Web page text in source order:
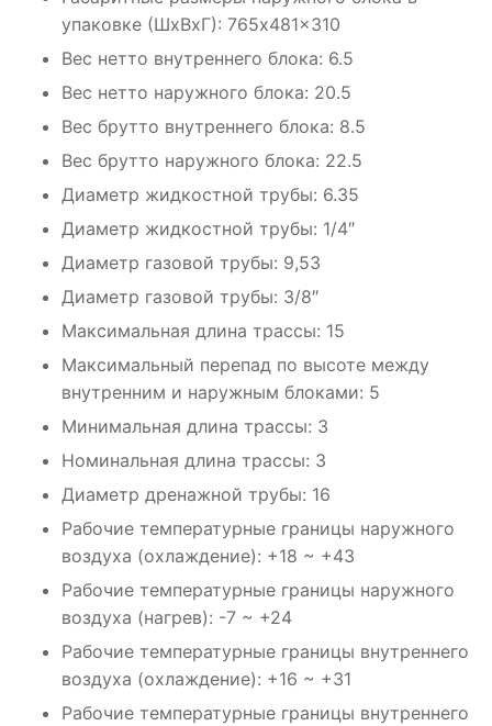
упаковке (ШxВxГ): 765x481x310
Вес нетто внутреннего блока: 6.5
Вес нетто наружного блока: 20.5
Вес брутто внутреннего блока: 8.5
Вес брутто наружного блока: 22.5
Диаметр жидкостной трубы: 6.35
Диаметр жидкостной трубы: 1/4″
Диаметр газовой трубы: 9,53
Диаметр газовой трубы: 3/8″
Максимальная длина трассы: 15
Максимальный перепад по высоте между
внутренним и наружным блоками: 5
Минимальная длина трассы: 3
Номинальная длина трассы: 3
Диаметр дренажной трубы: 16
Рабочие температурные границы наружного
воздуха (охлаждение): +18 ~ +43
Рабочие температурные границы наружного
воздуха (нагрев): -7 ~ +24
Рабочие температурные границы внутреннего
воздуха (охлаждение): +16 ~ +31
Рабочие температурные границы внутреннего